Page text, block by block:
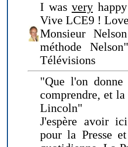
I was very
Vive LCE9 !
Monsieur
méthode
Télévisions
"Que l'on
comprendre, et
Lincoln"
J'espère avoir
pour la Presse